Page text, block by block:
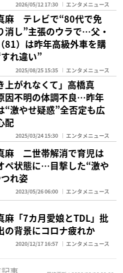
2026/05/12 17:30 エンタメニュース
麻 テレビで“80代で免
消し”主張のウラで…父・
81）は昨年高級外車を購
れ違い”
2025/08/25 15:35 エンタメニュース
上がれなくて」高橋真
不明の体調不良…昨年
“激やせ疑惑”全否定も広
配
2025/03/24 15:30 エンタメニュース
麻 二世帯解消で育児は
ペ状態に…目撃した“激や
れ姿
2023/05/26 06:00 エンタメニュース
麻「7カ月愛娘とTDL」批
の背景にコロナ疲れか
2020/12/17 16:57 エンタメニュース